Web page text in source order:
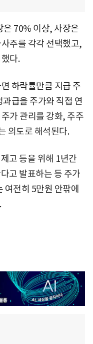
은 70% 이상, 사장은
주를 각각 선택했고,
다.
하락률만큼 지급 주
급을 주가와 직접 연
가 관리를 강화, 주주
의도로 해석된다.
고 등을 위해 1년간
고 발표하는 등 주가
여전히 5만원 안팎에